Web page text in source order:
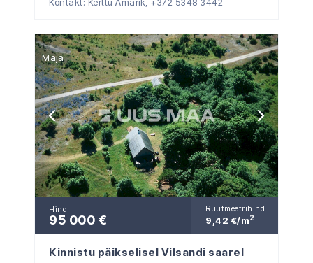
Maja
Hind
95 000 €
Ruutmeetrihind
9,42 €/m2
Kinnistu päikselisel Vilsandi saarel